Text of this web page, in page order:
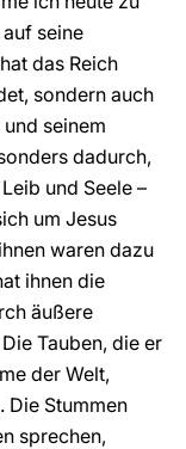
seine
das Reich
sondern auch
seinem
dadurch,
und Seele –
um Jesus
waren dazu
ihnen die
äußere
Tauben, die er
der Welt,
Die Stummen
sprechen,